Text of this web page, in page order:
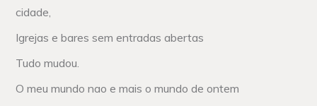
cidade,
Igrejas e bares sem entradas abertas
Tudo mudou.
O meu mundo nao e mais o mundo de ontem